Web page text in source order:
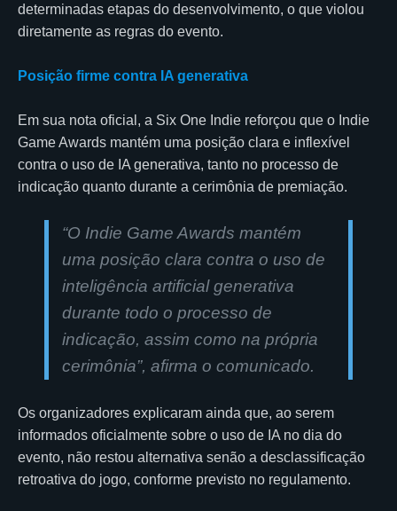
determinadas etapas do desenvolvimento, o que violou
diretamente as regras do evento.
Posição firme contra IA generativa
Em sua nota oficial, a Six One Indie reforçou que o Indie
Game Awards mantém uma posição clara e inflexível
contra o uso de IA generativa, tanto no processo de
indicação quanto durante a cerimônia de premiação.
“O Indie Game Awards mantém
uma posição clara contra o uso de
inteligência artificial generativa
durante todo o processo de
indicação, assim como na própria
cerimônia”, afirma o comunicado.
Os organizadores explicaram ainda que, ao serem
informados oficialmente sobre o uso de IA no dia do
evento, não restou alternativa senão a desclassificação
retroativa do jogo, conforme previsto no regulamento.